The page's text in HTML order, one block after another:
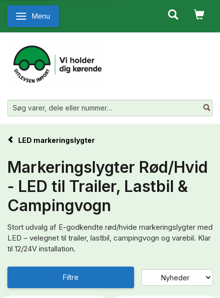
Skifte navigation
Menu
LED markeringslygter
Markeringslygter Rød/Hvid
- LED til Trailer, Lastbil &
Campingvogn
Stort udvalg af E-godkendte rød/hvide markeringslygter med
LED – velegnet til trailer, lastbil, campingvogn og varebil. Klar
til 12/24V installation.
Filtre